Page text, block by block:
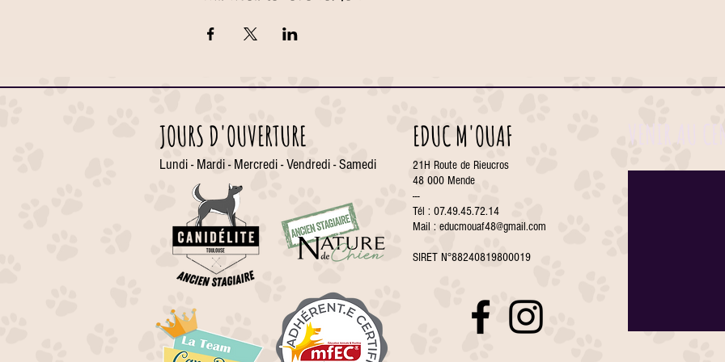
JOURS D'OUVERTURE
Lundi - Mardi - Mercredi - Vendredi - Samedi
EDUC M'OUAF
21H Route de Rieucros
48 000 Mende
---
Tél : 07.49.45.72.14
Mail : educmouaf48@gmail.com
SIRET N°88240819800019
VENIR AU